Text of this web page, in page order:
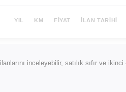
YIL KM FIYAT İLAN TARIHI
ilanlarını inceleyebilir, satılık sıfır ve